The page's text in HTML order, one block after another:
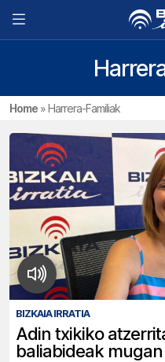
Home »Harrera-Familiak
BIZKAIA IRRATIA
Adin txikiko
baliabideak mugan